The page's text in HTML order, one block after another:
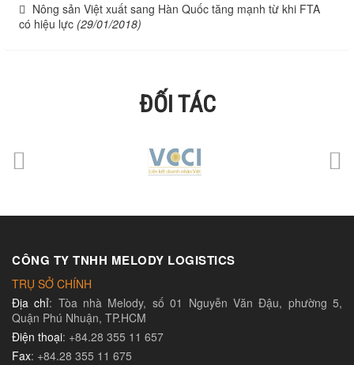
Nông sản Việt xuất sang Hàn Quốc tăng mạnh từ khi FTA
có hiệu lực (29/01/2018)
ĐỐI TÁC
CÔNG TY TNHH MELODY LOGISTICS
TRỤ SỞ CHÍNH
Địa chỉ: Tòa nhà Melody, số 01 Nguyễn Văn Đậu, phường 5,
Quận Phú Nhuận, TP.HCM
Điện thoại: +84.28 355 11 657
Fax: +84.28 355 11 675